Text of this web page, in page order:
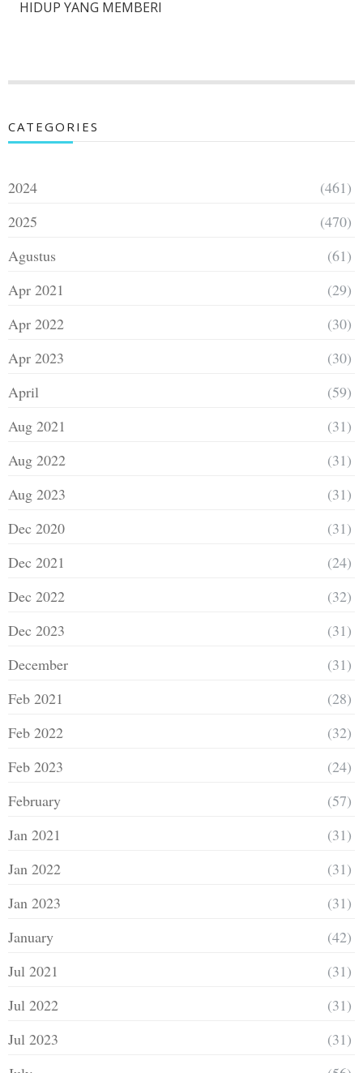
HIDUP YANG MEMBERI
CATEGORIES
2024
(461)
2025
(470)
Agustus
(61)
Apr 2021
(29)
Apr 2022
(30)
Apr 2023
(30)
April
(59)
Aug 2021
(31)
Aug 2022
(31)
Aug 2023
(31)
Dec 2020
(31)
Dec 2021
(24)
Dec 2022
(32)
Dec 2023
(31)
December
(31)
Feb 2021
(28)
Feb 2022
(32)
Feb 2023
(24)
February
(57)
Jan 2021
(31)
Jan 2022
(31)
Jan 2023
(31)
January
(42)
Jul 2021
(31)
Jul 2022
(31)
Jul 2023
(31)